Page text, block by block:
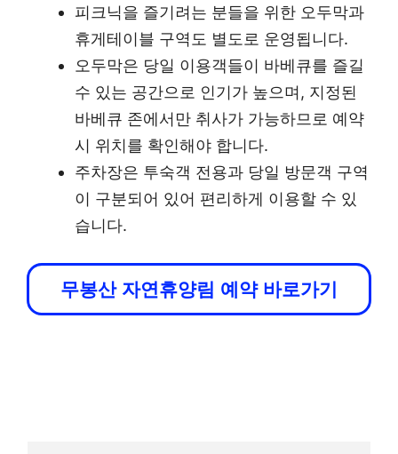
피크닉을 즐기려는 분들을 위한 오두막과
휴게테이블 구역도 별도로 운영됩니다.
오두막은 당일 이용객들이 바베큐를 즐길
수 있는 공간으로 인기가 높으며, 지정된
바베큐 존에서만 취사가 가능하므로 예약
시 위치를 확인해야 합니다.
주차장은 투숙객 전용과 당일 방문객 구역
이 구분되어 있어 편리하게 이용할 수 있
습니다.
무봉산 자연휴양림 예약 바로가기